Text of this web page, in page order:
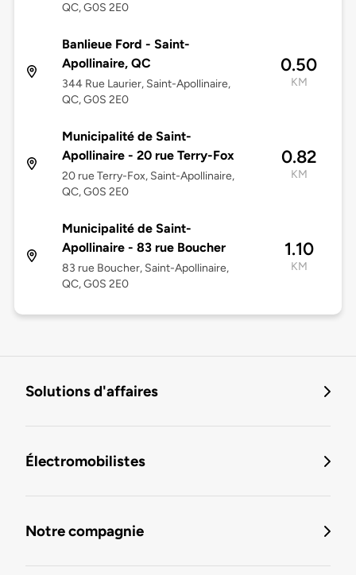
QC, G0S 2E0
Banlieue Ford - Saint-
Apollinaire, QC
344 Rue Laurier, Saint-Apollinaire,
QC, G0S 2E0
0.50
KM
Municipalité de Saint-
Apollinaire - 20 rue Terry-Fox
20 rue Terry-Fox, Saint-Apollinaire,
QC, G0S 2E0
0.82
KM
Municipalité de Saint-
Apollinaire - 83 rue Boucher
83 rue Boucher, Saint-Apollinaire,
QC, G0S 2E0
1.10
KM
Solutions d'affaires
Électromobilistes
Notre compagnie